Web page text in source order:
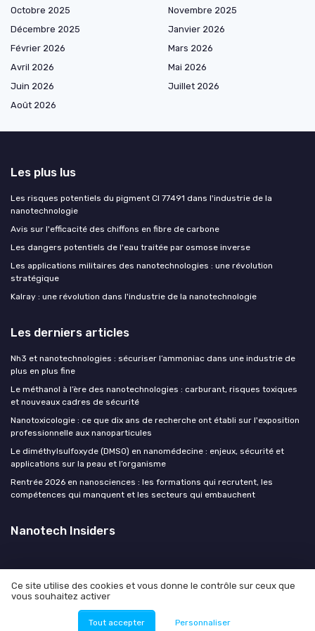
Octobre 2025
Novembre 2025
Décembre 2025
Janvier 2026
Février 2026
Mars 2026
Avril 2026
Mai 2026
Juin 2026
Juillet 2026
Août 2026
Les plus lus
Les risques potentiels du pigment CI 77491 dans l'industrie de la
nanotechnologie
Avis sur l'efficacité des chiffons en fibre de carbone
Les dangers potentiels de l'eau traitée par osmose inverse
Les applications militaires des nanotechnologies : une révolution
stratégique
Kalray : une révolution dans l'industrie de la nanotechnologie
Les derniers articles
Nh3 et nanotechnologies : sécuriser l’ammoniac dans une industrie de
plus en plus fine
Le méthanol à l’ère des nanotechnologies : carburant, risques toxiques
et nouveaux cadres de sécurité
Nanotoxicologie : ce que dix ans de recherche ont établi sur l'exposition
professionnelle aux nanoparticules
Le diméthylsulfoxyde (DMSO) en nanomédecine : enjeux, sécurité et
applications sur la peau et l’organisme
Rentrée 2026 en nanosciences : les formations qui recrutent, les
compétences qui manquent et les secteurs qui embauchent
Nanotech Insiders
Mentions légales
© Nanotech Insiders 2026
Ce site utilise des cookies et vous donne le contrôle sur ceux que
vous souhaitez activer
Tout accepter Personnaliser